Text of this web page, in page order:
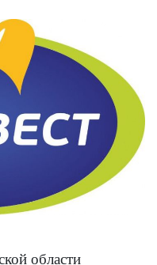
области